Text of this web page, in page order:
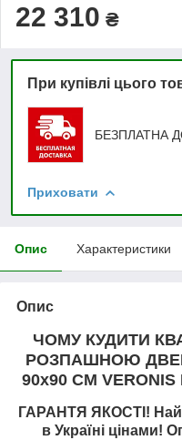
22 310 ₴
При купівлі цього
БЕЗПЛАТНА
Приховати
Опис Характеристики
Опис
ЧОМУ КУДИТИ
РОЗПАШНОЮ
90х90 СМ VERONIS
ГАРАНТЯ ЯКОСТІ!
в Україні цінами!